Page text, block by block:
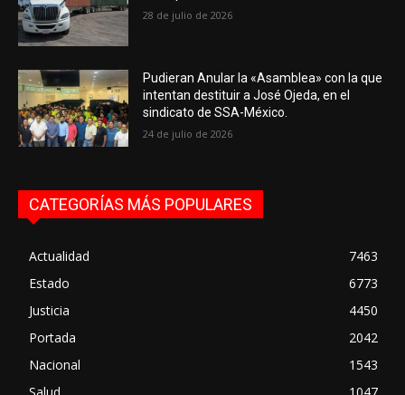
28 de julio de 2026
Pudieran Anular la «Asamblea» con la que
intentan destituir a José Ojeda, en el
sindicato de SSA-México.
24 de julio de 2026
CATEGORÍAS MÁS POPULARES
Actualidad
7463
Estado
6773
Justicia
4450
Portada
2042
Nacional
1543